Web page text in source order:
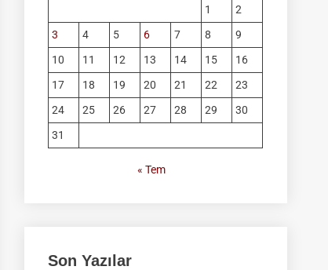
1
2
3
4 5 6 7 8
9
10
11 12 13 14 15
16
17
18 19 20 21 22
23
24
25 26 27 28 29
30
31
« Tem
Son Yazılar